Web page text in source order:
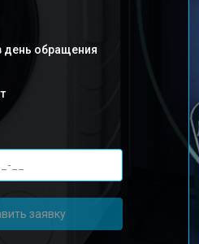
день обращения
заявку